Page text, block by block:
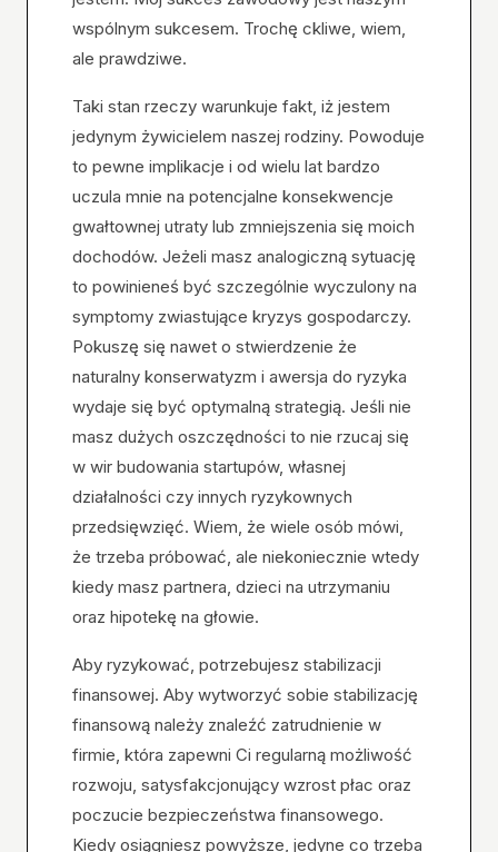
wspólnym sukcesem. Trochę ckliwe, wiem,
ale prawdziwe.
Taki stan rzeczy warunkuje fakt, iż jestem
jedynym żywicielem naszej rodziny. Powoduje
to pewne implikacje i od wielu lat bardzo
uczula mnie na potencjalne konsekwencje
gwałtownej utraty lub zmniejszenia się moich
dochodów. Jeżeli masz analogiczną sytuację
to powinieneś być szczególnie wyczulony na
symptomy zwiastujące kryzys gospodarczy.
Pokuszę się nawet o stwierdzenie że
naturalny konserwatyzm i awersja do ryzyka
wydaje się być optymalną strategią. Jeśli nie
masz dużych oszczędności to nie rzucaj się
w wir budowania startupów, własnej
działalności czy innych ryzykownych
przedsięwzięć. Wiem, że wiele osób mówi,
że trzeba próbować, ale niekoniecznie wtedy
kiedy masz partnera, dzieci na utrzymaniu
oraz hipotekę na głowie.
Aby ryzykować, potrzebujesz stabilizacji
finansowej. Aby wytworzyć sobie stabilizację
finansową należy znaleźć zatrudnienie w
firmie, która zapewni Ci regularną możliwość
rozwoju, satysfakcjonujący wzrost płac oraz
poczucie bezpieczeństwa finansowego.
Kiedy osiągniesz powyższe, jedyne co trzeba